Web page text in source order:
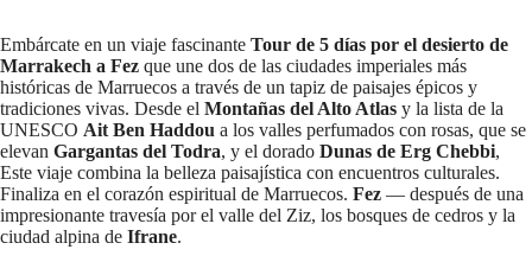
Embárcate en un viaje fascinante Tour de 5 días por el desierto de
Marrakech a Fez que une dos de las ciudades imperiales más
históricas de Marruecos a través de un tapiz de paisajes épicos y
tradiciones vivas. Desde el Montañas del Alto Atlas y la lista de la
UNESCO Ait Ben Haddou a los valles perfumados con rosas, que se
elevan Gargantas del Todra, y el dorado Dunas de Erg Chebbi,
Este viaje combina la belleza paisajística con encuentros culturales.
Finaliza en el corazón espiritual de Marruecos. Fez — después de una
impresionante travesía por el valle del Ziz, los bosques de cedros y la
ciudad alpina de Ifrane.